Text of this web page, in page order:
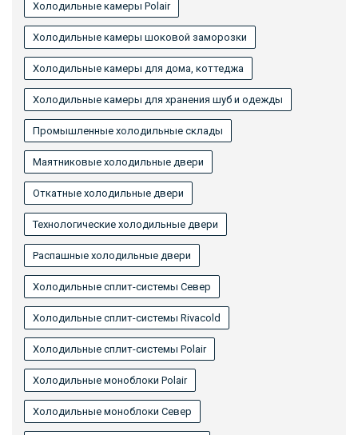
Холодильные камеры Polair
Холодильные камеры шоковой заморозки
Холодильные камеры для дома, коттеджа
Холодильные камеры для хранения шуб и одежды
Промышленные холодильные склады
Маятниковые холодильные двери
Откатные холодильные двери
Технологические холодильные двери
Распашные холодильные двери
Холодильные сплит-системы Север
Холодильные сплит-системы Rivacold
Холодильные сплит-системы Polair
Холодильные моноблоки Polair
Холодильные моноблоки Север